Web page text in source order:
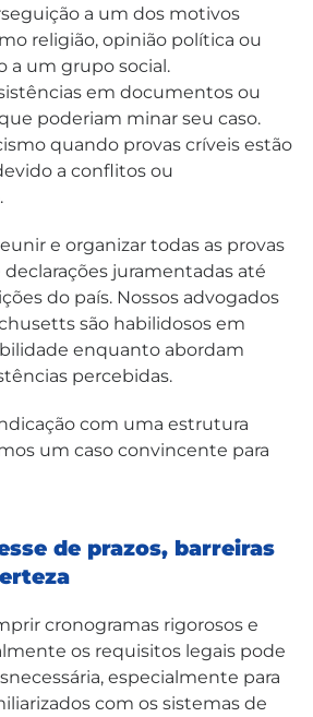
a um dos motivos
religião, opinião política ou
a um grupo social.
em documentos ou
poderiam minar seu caso.
quando provas críveis estão
a conflitos ou
e organizar todas as provas
juramentadas até
do país. Nossos advogados
são habilidosos em
enquanto abordam
percebidas.
com uma estrutura
um caso convincente para
de prazos, barreiras
cronogramas rigorosos e
os requisitos legais pode
especialmente para
com os sistemas de